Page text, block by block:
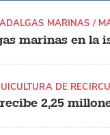
marinas en la
ALGAS MARINAS /
2,25
DE